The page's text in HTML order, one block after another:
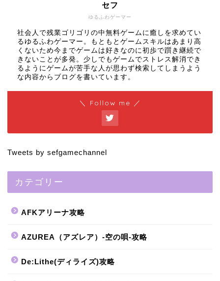
ゆるふわゲーマー
セフ
社会人で残業ゴリゴリの中無料ゲームに癒しを求めてい
るゆるふわゲーマー。もともとゲームスキルはあまり高
くないため今までゲームは好きなのに初歩で躓き継続で
きないことが多発。少しでもゲームでストレス解消でき
るようにゲームが苦手な人が思わず検索してしまうよう
な内容からブログを書いています。
＼ Follow me ／
Tweets by sefgamechannel
カテゴリー
AFKアリーナ攻略
AZUREA（アズレア）-空の唄-攻略
De:Lithe(ディライズ)攻略